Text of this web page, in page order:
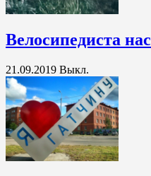
Велосипедиста
21.09.2019 Выкл.